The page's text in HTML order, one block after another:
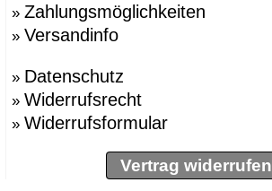
» Zahlungsmöglichkeiten
» Versandinfo
» Datenschutz
» Widerrufsrecht
» Widerrufsformular
Vertrag widerrufen